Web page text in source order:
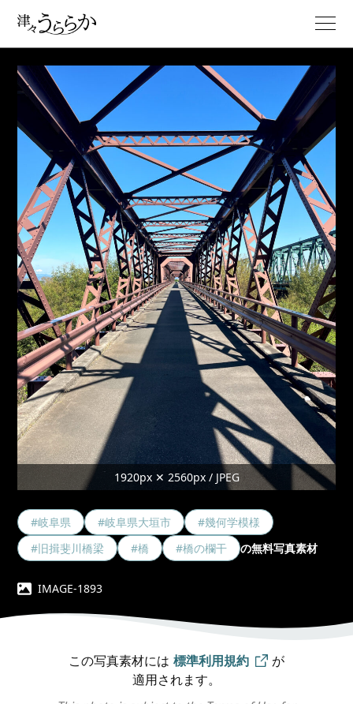
1920px ✕ 2560px / JPEG
#岐阜県 #岐阜県大垣市
#幾何学模様
#旧揖斐川橋梁
#橋 #橋の欄干 の無料写真素材
IMAGE-1893
この写真素材には 標準利用規約
が
適用されます。